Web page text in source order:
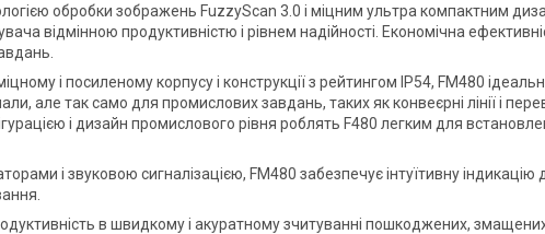
обробки зображень FuzzyScan 3.0 і міцним ультра компактним
відмінною продуктивністю і рівнем надійності. Економічна
і посиленому корпусу і конструкції з рейтингом IP54, FM480
але так само для промислових завдань, таких як конвеєрні лінії і
і дизайн промислового рівня роблять F480 легким для
і звуковою сигналізацією, FM480 забезпечує інтуїтивну індикацію
в швидкому і акуратному зчитуванні пошкоджених,